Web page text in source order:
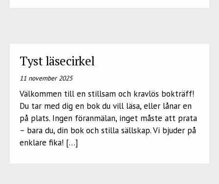
Tyst läsecirkel
11 november 2025
Välkommen till en stillsam och kravlös bokträff!
Du tar med dig en bok du vill läsa, eller lånar en
på plats. Ingen föranmälan, inget måste att prata
– bara du, din bok och stilla sällskap. Vi bjuder på
enklare fika! […]